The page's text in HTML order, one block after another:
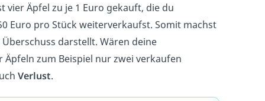
Äpfel zu je 1 Euro gekauft, die du
Euro pro Stück weiterverkaufst. Somit machst
darstellt. Wären deine
zum Beispiel nur zwei verkaufen
Verlust.